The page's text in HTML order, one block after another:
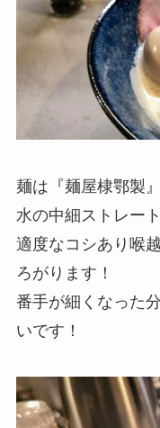
麺は『麺屋棣鄂製
水の中細ストレート
適度なコシあり喉
ろがります！
番手が細くなった
いです！